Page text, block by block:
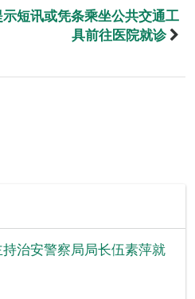
短讯或凭条乘坐公共交通工
具前往医院就诊
治安警察局局长伍素萍就